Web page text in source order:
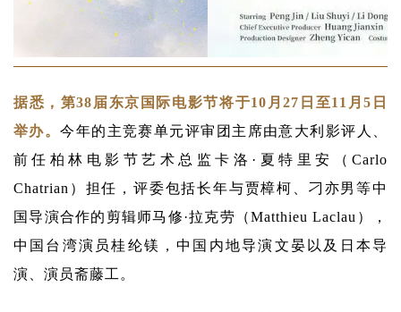
据悉，第38届东京国际电影节将于10月27日至11月5日
举办。今年的主竞赛单元评审团主席由意大利影评人、
前任柏林电影节艺术总监卡洛·夏特里安（Carlo
Chatrian）担任，评委包括长年与贾樟柯、刁亦男等中
国导演合作的剪辑师马修·拉克劳（Matthieu Laclau），
中国台湾演员桂纶镁，中国内地导演文晏以及日本导
演、演员斋藤工。